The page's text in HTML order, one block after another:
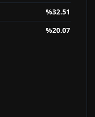
%32.51
%20.07